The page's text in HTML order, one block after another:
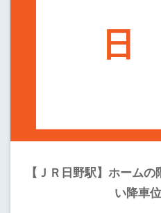
【ＪＲ日野駅】ホーム
い降車